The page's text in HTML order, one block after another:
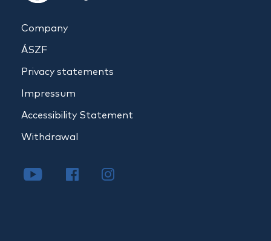
Company
ÁSZF
Privacy statements
Impressum
Accessibility Statement
Withdrawal